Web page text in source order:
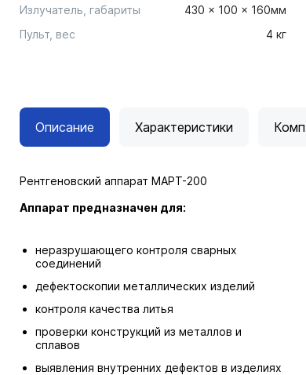
Излучатель, габариты
430 × 100 × 160мм
Пульт, вес
4 кг
Описание Характеристики
Рентгеновский аппарат МАРТ-200
Аппарат предназначен для:
неразрушающего контроля сварных
соединений
дефектоскопии металлических изделий
контроля качества литья
проверки конструкций из металлов и
сплавов
выявления внутренних дефектов в изделиях